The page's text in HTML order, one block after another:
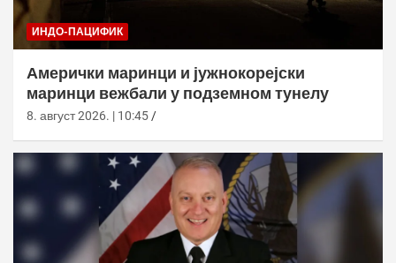
ИНДО-ПАЦИФИК
Амерички маринци и јужнокорејски
маринци вежбали у подземном тунелу
8. август 2026. | 10:45